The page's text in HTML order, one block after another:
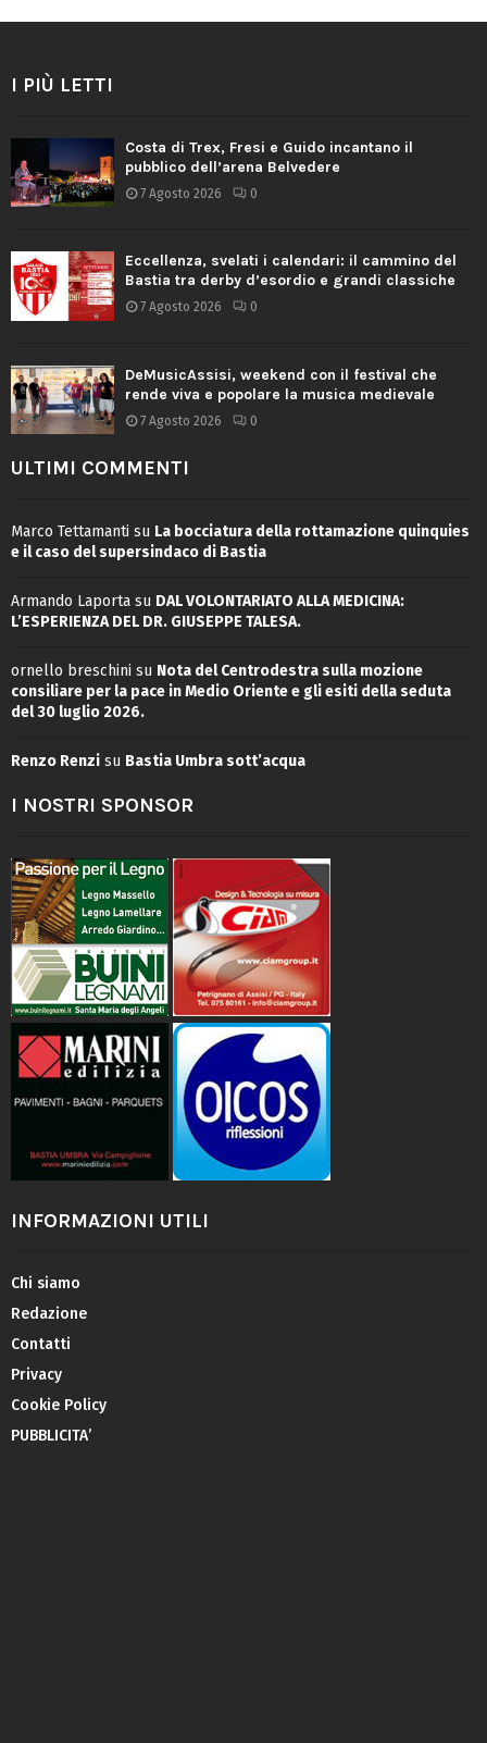
I PIÙ LETTI
Costa di Trex, Fresi e Guido incantano il
pubblico dell’arena Belvedere
7 Agosto 2026 0
Eccellenza, svelati i calendari: il cammino del
Bastia tra derby d’esordio e grandi classiche
7 Agosto 2026 0
DeMusicAssisi, weekend con il festival che
rende viva e popolare la musica medievale
7 Agosto 2026 0
ULTIMI COMMENTI
Marco Tettamanti su La bocciatura della rottamazione quinquies
e il caso del supersindaco di Bastia
Armando Laporta su DAL VOLONTARIATO ALLA MEDICINA:
L’ESPERIENZA DEL DR. GIUSEPPE TALESA.
ornello breschini su Nota del Centrodestra sulla mozione
consiliare per la pace in Medio Oriente e gli esiti della seduta
del 30 luglio 2026.
Renzo Renzi su Bastia Umbra sott’acqua
I NOSTRI SPONSOR
INFORMAZIONI UTILI
Chi siamo
Redazione
Contatti
Privacy
Cookie Policy
PUBBLICITA’